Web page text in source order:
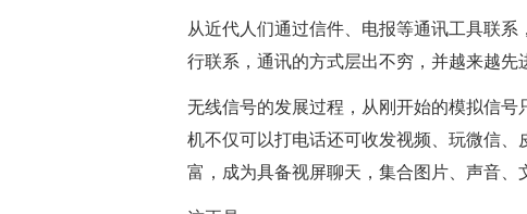
从近代人们通过信件、电报等通讯工具联
行联系，通讯的方式层出不穷，并越来越先
无线信号的发展过程，从刚开始的模拟信
机不仅可以打电话还可收发视频、玩微信
富，成为具备视屏聊天，集合图片、声音、